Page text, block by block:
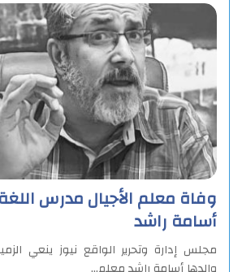
وفاة معلم الأجيال مدرس اللغة
أسامة راشد
مجلس إدارة وتحرير الواقع نيوز ينعي